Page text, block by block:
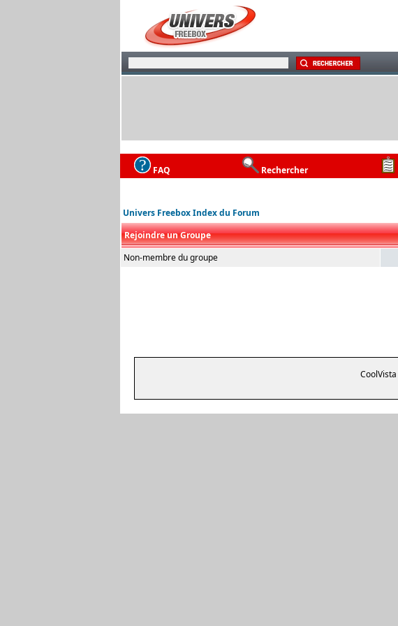
FAQ Rechercher
Univers Freebox Index du Forum
Rejoindre un Groupe
Non-membre du groupe
CoolVista